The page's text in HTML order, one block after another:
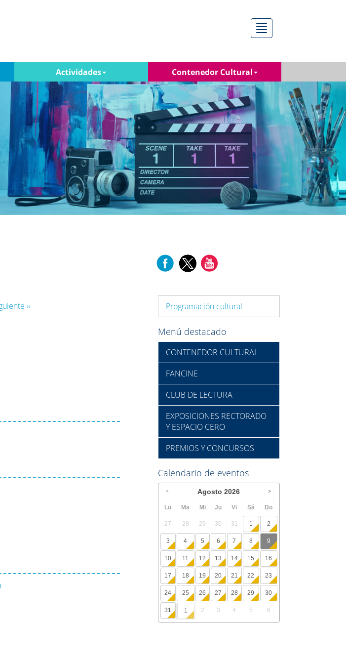
Menú
Actividades Contenedor Cultural
›› Programación cultural
Menú destacado
CONTENEDOR CULTURAL
FANCINE
CLUB DE LECTURA
EXPOSICIONES RECTORADO
Y ESPACIO CERO
PREMIOS Y CONCURSOS
Calendario de eventos
Agosto 2026
Lu Ma Mi Ju Vi Sá Do
27 28 29 30 31 1 2
3 4 5 6 7 8 9
10 11 12 13 14 15 16
17 18 19 20 21 22 23
24 25 26 27 28 29 30
31 1 2 3 4 5 6